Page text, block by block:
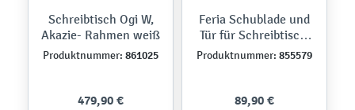
Schreibtisch Ogi W,
Akazie- Rahmen weiß
Produktnummer: 861025
479,90 €
Feria Schublade und
Tür für Schreibtisch,
abschließbar, lackiert,
Produktnummer: 855579
89,90 €